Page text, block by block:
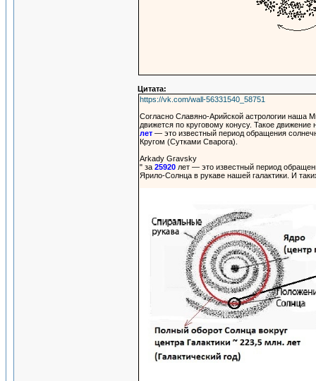
Цитата:
https://vk.com/wall-56331540_58751
Согласно Славяно-Арийской астрологии наша
движется по круговому конусу. Такое
лет — это известный период обращения
Кругом (Сутками Сварога).
Arkady Gravsky
" за 25920 лет — это известный период
Ярило-Солнца в рукаве нашей галактики. И